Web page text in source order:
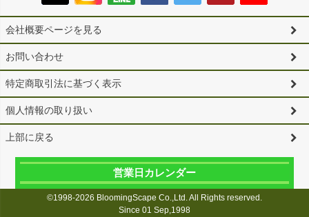
会社概要ページを見る
お問い合わせ
特定商取引法に基づく表示
個人情報の取り扱い
上部に戻る
営業日カレンダー
©1998-2026 BloomingScape Co.,Ltd. All Rights reserved.
Since 01 Sep,1998